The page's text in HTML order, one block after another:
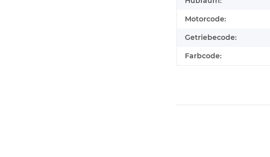
Motorcode:
Getriebecode:
Farbcode: